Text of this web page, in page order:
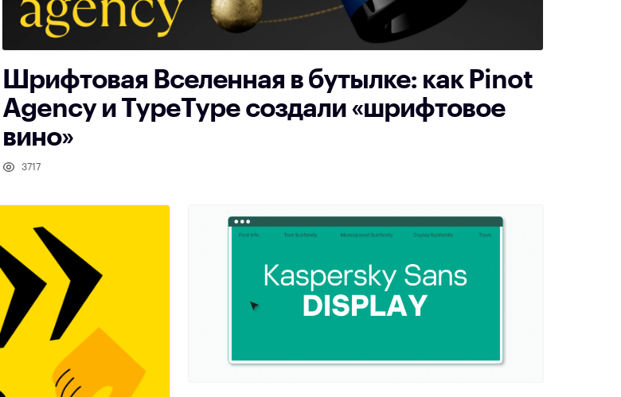
Шрифтовая Вселенная в бутылке: как Pinot
Agency и TypeType создали «шрифтовое
вино»
3717